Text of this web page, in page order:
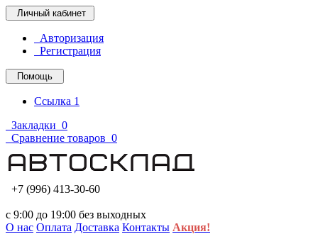
Личный кабинет
Авторизация
Регистрация
Помощь
Ссылка 1
Закладки 0
Сравнение товаров 0
+7 (996) 413-30-60
с 9:00 до 19:00 без выходных
О нас Оплата Доставка Контакты Акция!